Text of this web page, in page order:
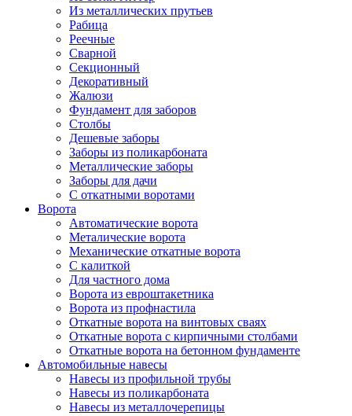
Из металлических прутьев
Рабица
Реечные
Сварной
Секционный
Декоративный
Жалюзи
Фундамент для заборов
Столбы
Дешевые заборы
Заборы из поликарбоната
Металлические заборы
Заборы для дачи
С откатными воротами
Ворота
Автоматические ворота
Металические ворота
Механические откатные ворота
С калиткой
Для частного дома
Ворота из евроштакетника
Ворота из профнастила
Откатные ворота на винтовых сваях
Откатные ворота с кирпичными столбами
Откатные ворота на бетонном фундаменте
Автомобильные навесы
Навесы из профильной трубы
Навесы из поликарбоната
Навесы из металлочерепицы